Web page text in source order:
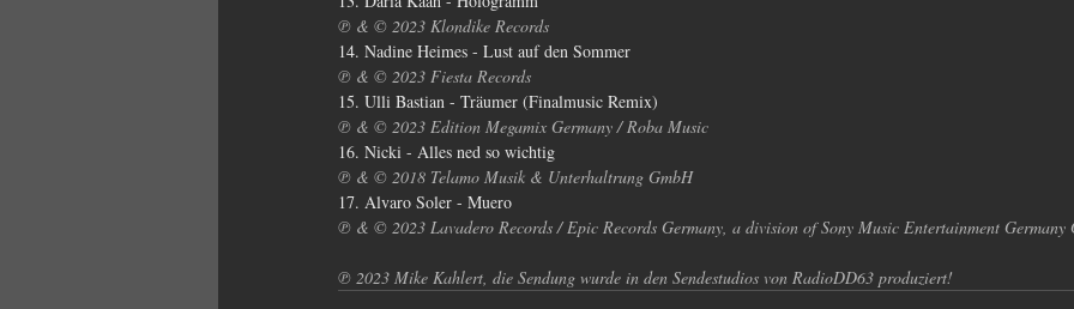
℗ & © 2023 Klondike Records
14. Nadine Heimes - Lust auf den Sommer
℗ & © 2023 Fiesta Records
15. Ulli Bastian - Träumer (Finalmusic Remix)
℗ & © 2023 Edition Megamix Germany / Roba Music
16. Nicki - Alles ned so wichtig
℗ & © 2018 Telamo Musik & Unterhaltrung GmbH
17. Alvaro Soler - Muero
℗ & © 2023 Lavadero Records / Epic Records Germany, a division of Sony Music Entertainment Germany
℗ 2023 Mike Kahlert, die Sendung wurde in den Sendestudios von RadioDD63 produziert!